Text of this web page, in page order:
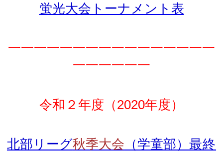
蛍光大会トーナメント表
一一一一一一一一一一一一一一一一
一一一一一一
令和２年度（2020年度）
北部リーグ秋季大会 （学童部） 最終